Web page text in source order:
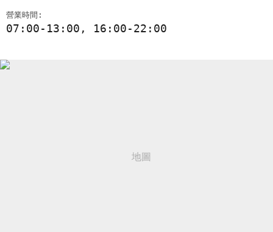
營業時間:
07:00-13:00, 16:00-22:00